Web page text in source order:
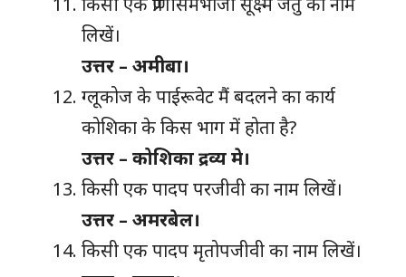
लिखें।
उत्तर – अमीबा।
ग्लूकोज के पाईरूवेट मैं बदलने का कार्य
कोशिका के किस भाग में होता है?
उत्तर – कोशिका द्रव्य मे।
किसी एक पादप परजीवी का नाम लिखें।
उत्तर – अमरबेल।
किसी एक पादप मृतोपजीवी का नाम लिखें।